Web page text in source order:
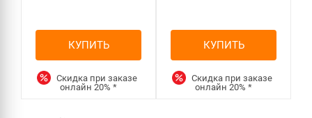
КУПИТЬ
Скидка при заказе
онлайн20%*
КУПИТЬ
Скидка при заказе
онлайн20%*